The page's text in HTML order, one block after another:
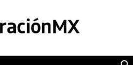
POLÍTICA